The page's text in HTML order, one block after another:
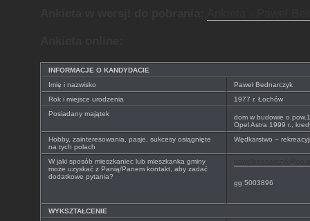
INFORMACJE O KANDYDACIE
Imię i nazwisko
Paweł Bednarczyk
Rok i miejsce urodzenia
1977 r. Łochów
Posiadany majątek
dom w budowie o
Opel Astra 1999 r.,
Hobby, zainteresowania, pasje, sukcesy osiągnięte
na tych polach
Wędkarstwo –
W jaki sposób mieszkaniec lub mieszkanka gminy
może uzyskać z Panią/Panem kontakt, aby zadać
dodatkowe pytania?
gg 5003896
WYKSZTAŁCENIE